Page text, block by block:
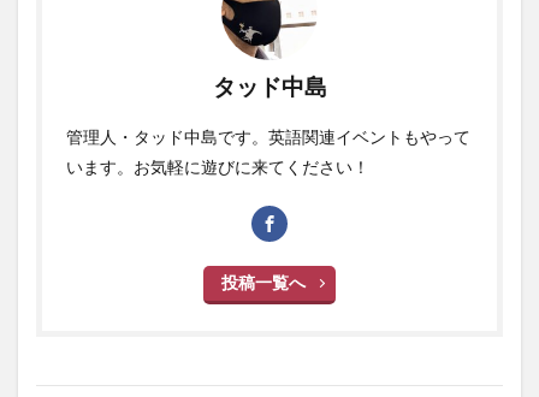
タッド中島
管理人・タッド中島です。英語関連イベントもやって
います。お気軽に遊びに来てください！
投稿一覧へ